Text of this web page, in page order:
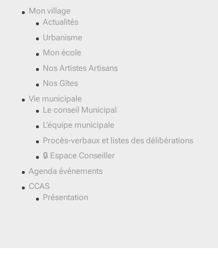
Mon village
Actualités
Urbanisme
Mon école
Nos Artistes Artisans
Nos Gîtes
Vie municipale
Le conseil Municipal
L’équipe municipale
Procès-verbaux et listes des délibérations
🔒 Espace Conseiller
Agenda événements
CCAS
Présentation